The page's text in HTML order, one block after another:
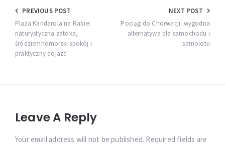
Nawigacja
wpisu
PREVIOUS POST
Plaża Kandarola na Rabie:
naturystyczna zatoka,
śródziemnomorski spokój i
praktyczny dojazd
NEXT POST
Pociąg do Chorwacji: wygodna
alternatywa dla samochodu i
samolotu
Leave A Reply
Your email address will not be published. Required fields are